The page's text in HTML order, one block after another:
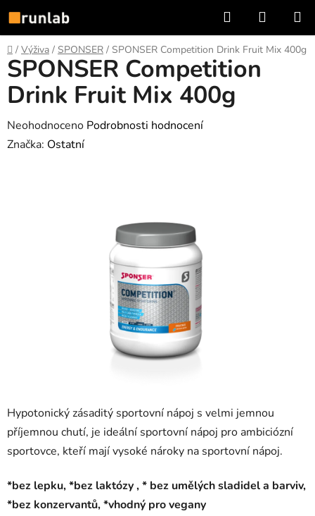
na
obsah
Hledat
KOŠÍK
Domů
/ Výživa / SPONSER / SPONSER Competition Drink Fruit Mix 400g
Hypotonický zásaditý sportovní nápoj s velmi jemnou
příjemnou chutí, je ideální sportovní nápoj pro ambiciózní
sportovce, kteří mají vysoké nároky na sportovní nápoj.
*bez lepku, *bez laktózy , * bez umělých sladidel a barviv,
*bez konzervantů, *vhodný pro vegany
SPONSER Competition
Drink Fruit Mix 400g
Průměrné
hodnocení
Neohodnoceno Podrobnosti hodnocení
Značka: Ostatní